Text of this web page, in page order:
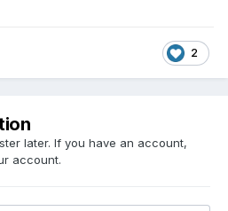
2
later. If you have an account,
account.